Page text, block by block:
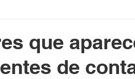
que
de